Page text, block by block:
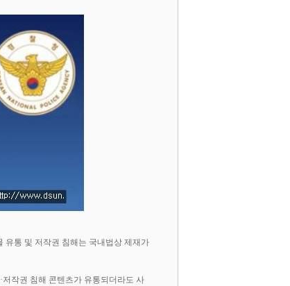
유통 및 저작권 침해는 국내법상 제재가
작권 침해 콘텐츠가 유통되더라도 사